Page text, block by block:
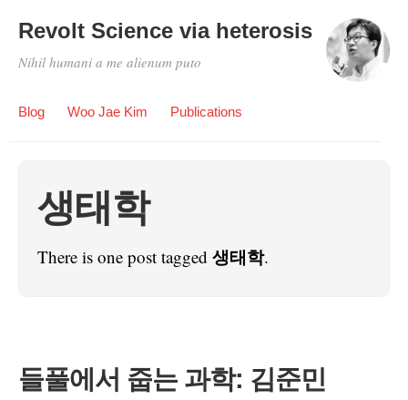
Revolt Science via heterosis
Nihil humani a me alienum puto
Blog Woo Jae Kim Publications
생태학
There is one post tagged 생태학.
들풀에서 줍는 과학: 김준민